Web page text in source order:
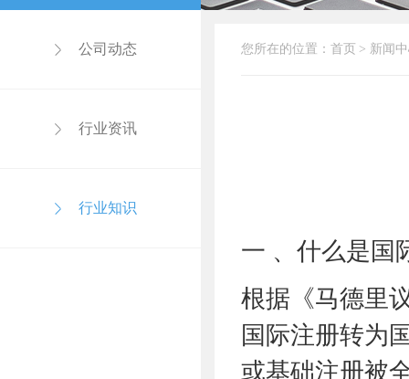
公司动态
行业资讯
行业知识
您所在的位置： 首页 > 新闻
一 、什么是国
根据《马德里
国际注册转为
或基础注册被